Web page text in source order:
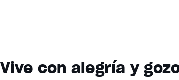
Vive con alegría y